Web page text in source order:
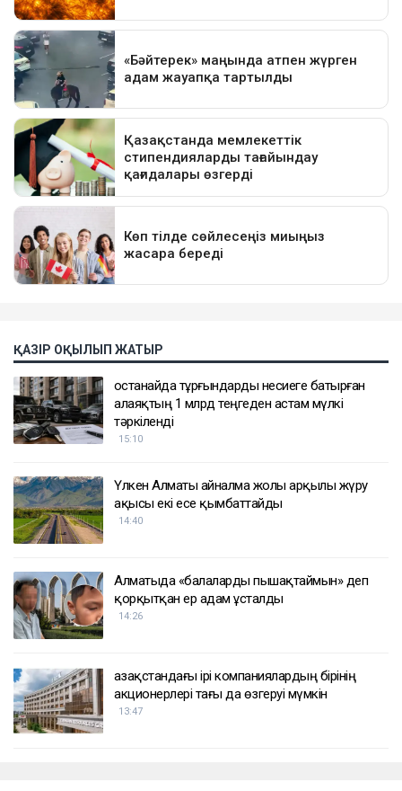
ҚАЗІР ОҚЫЛЫП ЖАТЫР
Қостанайда тұрғындарды несиеге батырған
алаяқтың 1 млрд теңгеден астам мүлкі
тәркіленді
15:10
Үлкен Алматы айналма жолы арқылы жүру
ақысы екі есе қымбаттайды
14:40
Алматыда «балаларды пышақтаймын» деп
қорқытқан ер адам ұсталды
14:26
Қазақстандағы ірі компаниялардың бірінің
акционерлері тағы да өзгеруі мүмкін
13:47